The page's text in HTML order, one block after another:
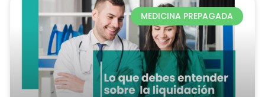
MEDICINA PREPAGADA